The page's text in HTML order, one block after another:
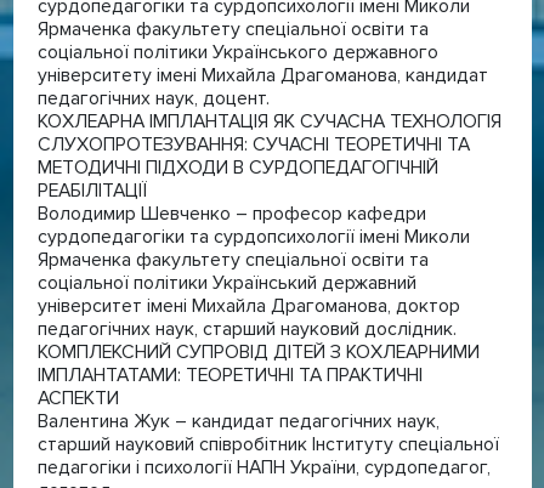
сурдопедагогіки та сурдопсихології імені Миколи
Ярмаченка факультету спеціальної освіти та
соціальної політики Українського державного
університету імені Михайла Драгоманова, кандидат
педагогічних наук, доцент.
КОХЛЕАРНА ІМПЛАНТАЦІЯ ЯК СУЧАСНА ТЕХНОЛОГІЯ
СЛУХОПРОТЕЗУВАННЯ: СУЧАСНІ ТЕОРЕТИЧНІ ТА
МЕТОДИЧНІ ПІДХОДИ В СУРДОПЕДАГОГІЧНІЙ
РЕАБІЛІТАЦІЇ
Володимир Шевченко – професор кафедри
сурдопедагогіки та сурдопсихології імені Миколи
Ярмаченка факультету спеціальної освіти та
соціальної політики Український державний
університет імені Михайла Драгоманова, доктор
педагогічних наук, старший науковий дослідник.
КОМПЛЕКСНИЙ СУПРОВІД ДІТЕЙ З КОХЛЕАРНИМИ
ІМПЛАНТАТАМИ: ТЕОРЕТИЧНІ ТА ПРАКТИЧНІ
АСПЕКТИ
Валентина Жук – кандидат педагогічних наук,
старший науковий співробітник Інституту спеціальної
педагогіки і психології НАПН України, сурдопедагог,